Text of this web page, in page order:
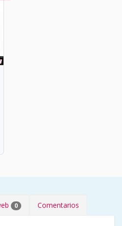
0 Comentarios